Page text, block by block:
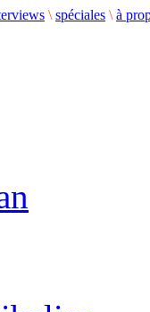
\ spéciales \ à